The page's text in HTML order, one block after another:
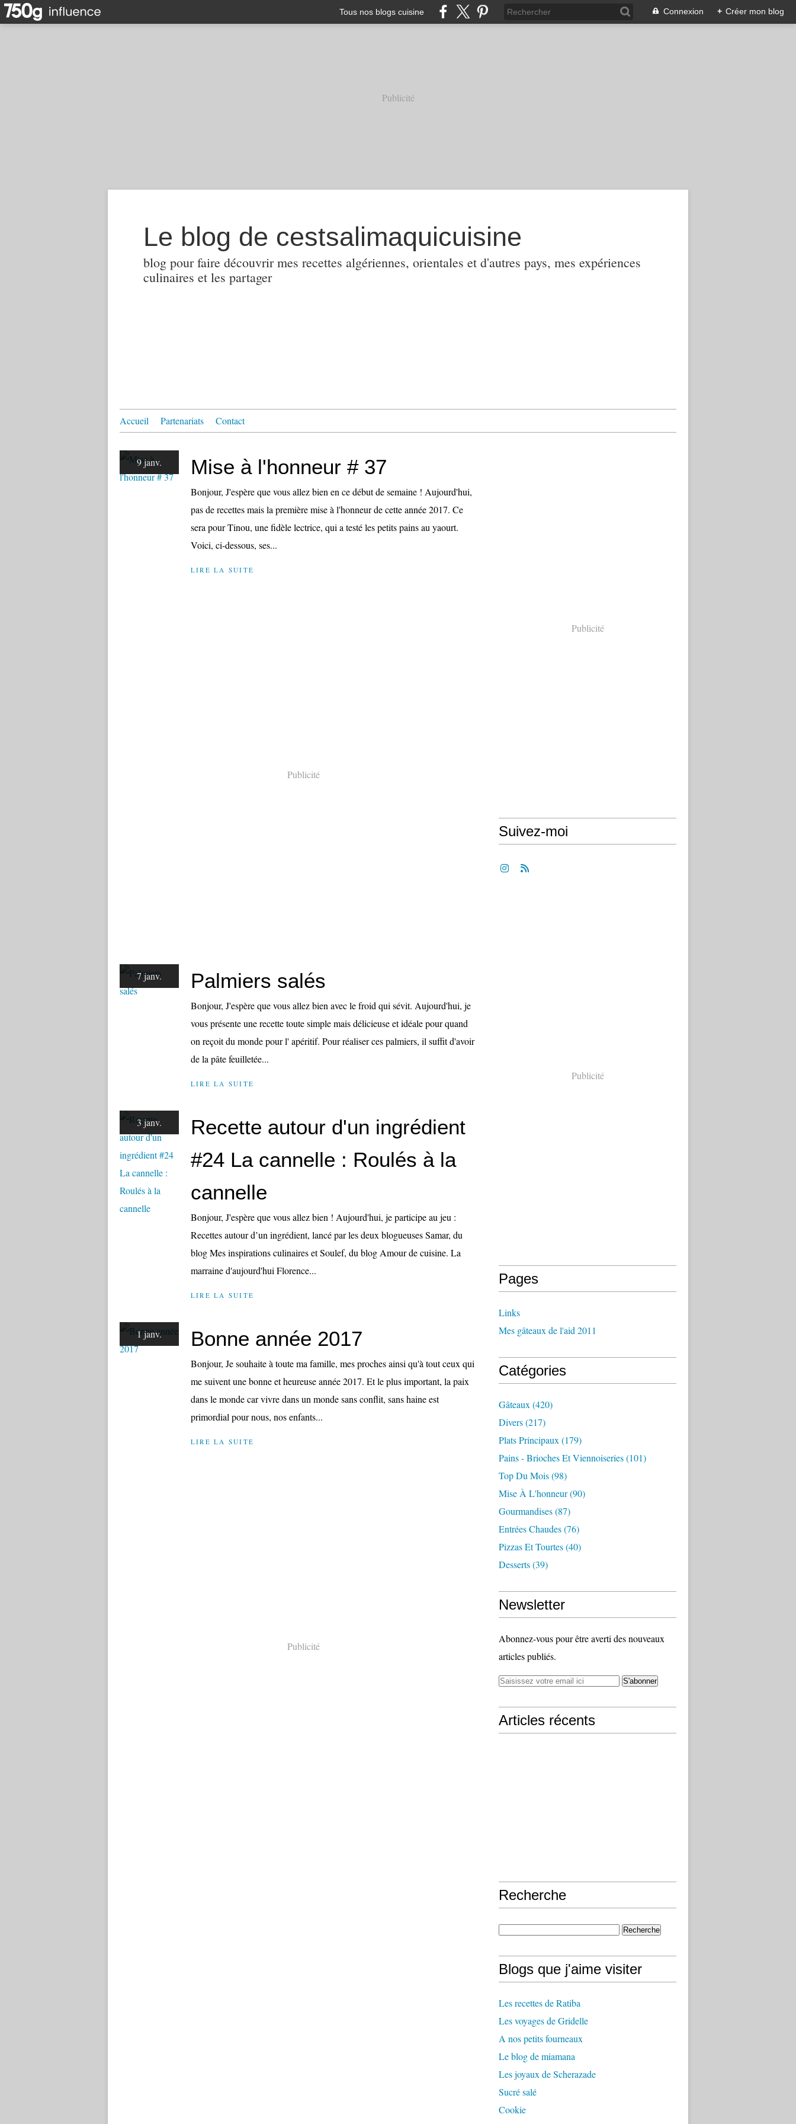
Tous nos blogs cuisine Connexion + Créer mon blog
Publicité
Le blog de cestsalimaquicuisine
blog pour faire découvrir mes recettes algériennes, orientales et d'autres pays, mes expériences
culinaires et les partager
Accueil Partenariats Contact
9 janv. Mise à l'honneur # 37
Bonjour, J'espère que vous allez bien en ce début de semaine ! Aujourd'hui,
pas de recettes mais la première mise à l'honneur de cette année 2017. Ce
sera pour Tinou, une fidèle lectrice, qui a testé les petits pains au yaourt.
Voici, ci-dessous, ses...
LIRE LA SUITE
Publicité
7 janv. Palmiers salés
Bonjour, J'espère que vous allez bien avec le froid qui sévit. Aujourd'hui, je
vous présente une recette toute simple mais délicieuse et idéale pour quand
on reçoit du monde pour l' apéritif. Pour réaliser ces palmiers, il suffit d'avoir
de la pâte feuilletée...
LIRE LA SUITE
3 janv.
Recette autour d'un ingrédient
#24 La cannelle : Roulés à la
cannelle
Bonjour, J'espère que vous allez bien ! Aujourd'hui, je participe au jeu :
Recettes autour d’un ingrédient, lancé par les deux blogueuses Samar, du
blog Mes inspirations culinaires et Soulef, du blog Amour de cuisine. La
marraine d'aujourd'hui Florence...
LIRE LA SUITE
1 janv. Bonne année 2017
Bonjour, Je souhaite à toute ma famille, mes proches ainsi qu'à tout ceux qui
me suivent une bonne et heureuse année 2017. Et le plus important, la paix
dans le monde car vivre dans un monde sans conflit, sans haine est
primordial pour nous, nos enfants...
LIRE LA SUITE
Publicité
Publicité
Suivez-moi
Publicité
Pages
Links
Mes gâteaux de l'aid 2011
Catégories
Gâteaux (420)
Divers(217)
Plats Principaux (179)
Pains - Brioches Et Viennoiseries(101)
Top Du Mois(98)
Mise À L'honneur(90)
Gourmandises(87)
Entrées Chaudes(76)
Pizzas Et Tourtes(40)
Desserts(39)
Newsletter
Abonnez-vous pour être averti des nouveaux
articles publiés.
Articles récents
Recherche
Blogs que j'aime visiter
Les recettes de Ratiba
Les voyages de Gridelle
A nos petits fourneaux
Le blog de miamana
Les joyaux de Scherazade
Sucré salé
Cookie